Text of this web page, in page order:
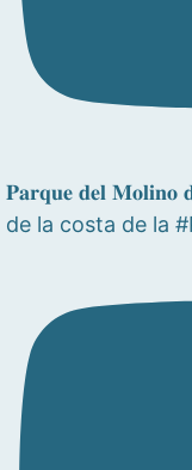
𝐏𝐚𝐫𝐪𝐮𝐞 𝐝𝐞𝐥
de la costa de la